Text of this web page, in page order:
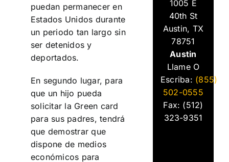
puedan permanecer en
Estados Unidos durante
un periodo tan largo sin
ser detenidos y
deportados.
En segundo lugar, para
que un hijo pueda
solicitar la Green card
para sus padres, tendrá
que demostrar que
dispone de medios
económicos para
1005 E
40th St
Austin, TX
78751
Austin
Llame O
Escriba: (855)
502-0555
Fax: (512)
323-9351